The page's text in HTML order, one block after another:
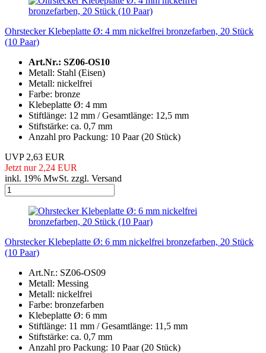
Ohrstecker Klebeplatte Ø: 4 mm nickelfrei bronzefarben, 20 Stück
(10 Paar)
Art.Nr.: SZ06-OS10
Metall: Stahl (Eisen)
Metall: nickelfrei
Farbe: bronze
Klebeplatte Ø: 4 mm
Stiftlänge: 12 mm / Gesamtlänge: 12,5 mm
Stiftstärke: ca. 0,7 mm
Anzahl pro Packung: 10 Paar (20 Stück)
UVP 2,63 EUR
Jetzt nur 2,24 EUR
inkl. 19% MwSt. zzgl. Versand
Ohrstecker Klebeplatte Ø: 6 mm nickelfrei bronzefarben, 20 Stück
(10 Paar)
Art.Nr.: SZ06-OS09
Metall: Messing
Metall: nickelfrei
Farbe: bronzefarben
Klebeplatte Ø: 6 mm
Stiftlänge: 11 mm / Gesamtlänge: 11,5 mm
Stiftstärke: ca. 0,7 mm
Anzahl pro Packung: 10 Paar (20 Stück)